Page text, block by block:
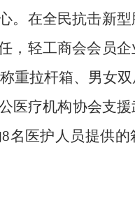
。在全民抗击新
，轻工商会会员
重拉杆箱、男女
医疗机构协会支
8名医护人员提供